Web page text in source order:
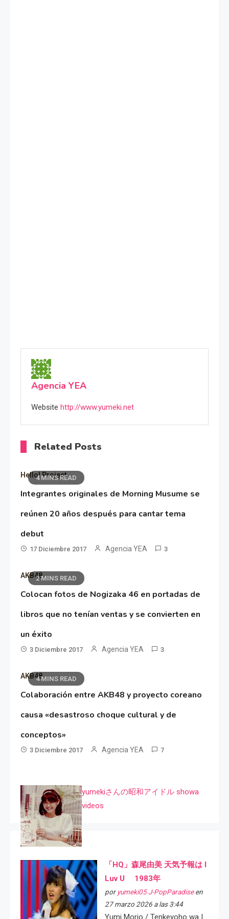
Agencia YEA
Website http://www.yumeki.net
Related Posts
4 MINS READ
Hello! Project
Integrantes originales de Morning Musume se
reúnen 20 años después para cantar tema
debut
17 Diciembre 2017 Agencia YEA 3
2 MINS READ
AKB48
Colocan fotos de Nogizaka 46 en portadas de
libros que no tenían ventas y se convierten en
un éxito
3 Diciembre 2017 Agencia YEA 3
4 MINS READ
AKB48
Colaboración entre AKB48 y proyecto coreano
causa «desastroso choque cultural y de
conceptos»
3 Diciembre 2017 Agencia YEA 7
yumekiさんの昭和アイドル showa
videos
「HQ」森尾由美 天気予報は I
Luv U 1983年
por yumeki05 J-PopParadiseen
27 marzo 2026 a las 3:44
Yumi Morio / Tenkeyoho wa I